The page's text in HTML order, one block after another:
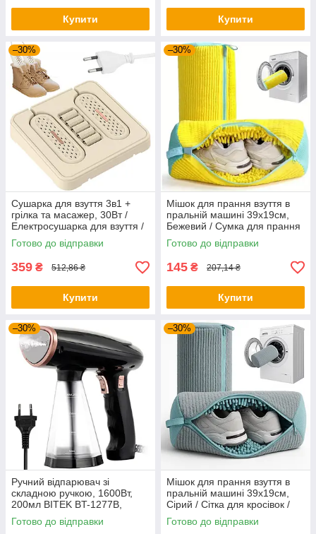
Купити Купити
–30%
Сушарка для взуття 3в1 +
грілка та масажер, 30Вт /
Електросушарка для взуття /
Грілка для ніг / Сушка для
взуття
Готово до відправки
359 ₴ 512,86 ₴
Купити
–30%
Мішок для прання взуття в
пральній машині 39х19см,
Бежевий / Сумка для прання
делікатних тканин
Готово до відправки
145 ₴ 207,14 ₴
Купити
–30%
Ручний відпарювач зі
складною ручкою, 1600Вт,
200мл BITEK BT-1277B,
Чорний / Відпарювач для
одягу
Готово до відправки
–30%
Мішок для прання взуття в
пральній машині 39х19см,
Сірий / Сітка для кросівок /
Сумка для прання делікатних
тканин
Готово до відправки